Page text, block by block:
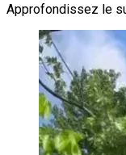
Approfondissez le